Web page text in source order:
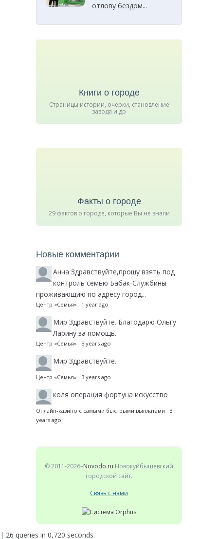
отлову бездом...
Книги о городе
Страницы истории, очерки, становление
завода и др
Факты о городе
29 фактов о городе, которые Вы не знали
Новые комментарии
Анна Здравствуйте,прошу взять под
контроль семью Бабак-Службины
проживающию по адресу город...
Центр «Семья» · 1 year ago
Мир Здравствуйте. Благодарю Ольгу
Ларину за помощь.
Центр «Семья» · 3 years ago
Мир Здравствуйте.
Центр «Семья» · 3 years ago
коля операция фортуна искусство
Онлайн-казино с самыми быстрыми выплатами · 3
years ago
© 2011-2026–Novodo.ru Новокуйбышевский
городской сайт.
Связь с нами
| 26 queries in 0,720 seconds.